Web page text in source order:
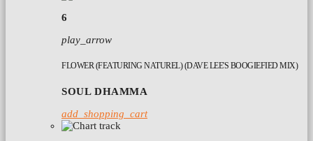
6
play_arrow
FLOWER (FEATURING NATUREL) (DAVE LEE'S BOOGIEFIED MIX)
SOUL DHAMMA
add_shopping_cart